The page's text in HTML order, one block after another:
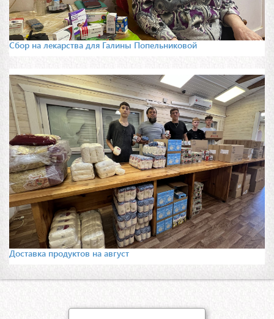
Сбор на лекарства для Галины Попельниковой
Доставка продуктов на август